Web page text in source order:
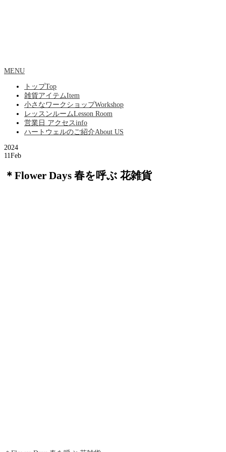
MENU
トップTop
雑貨アイテムItem
小さなワークショップWorkshop
レッスンルームLesson Room
営業日 アクセスinfo
ハートウェルのご紹介About US
2024
11Feb
＊Flower Days 春を呼ぶ 花雑貨